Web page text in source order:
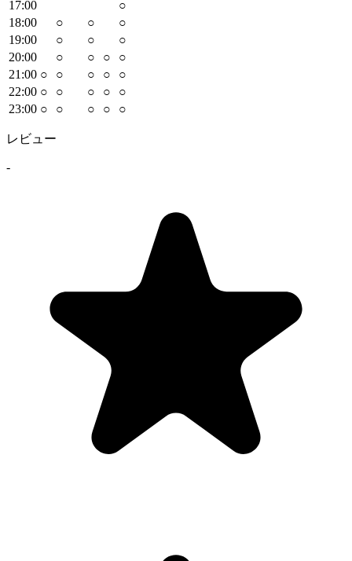
17:00
○
18:00 ○ ○
○
19:00 ○ ○
○
20:00 ○ ○ ○
○
21 :00 ○ ○ ○ ○
○
22:00 ○ ○ ○ ○
○
23:00 ○ ○ ○ ○ ○
レビュー
-